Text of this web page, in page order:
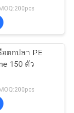
รือ
อตกปลา PE
150 ตัว